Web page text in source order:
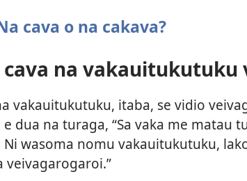
cava o na cakava?
cava na vakauitukutuku
vakauitukutuku, itaba, se vidio
e dua na turaga, “Sa vaka me matau
wasoma nomu vakauitukutuku,
veivagarogaroi.”